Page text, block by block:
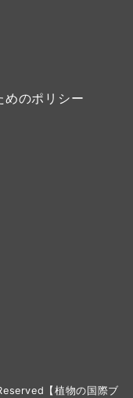
めのポリシー
【植物の国際ブ